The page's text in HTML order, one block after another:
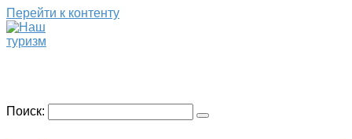
Перейти к контенту
Поиск: